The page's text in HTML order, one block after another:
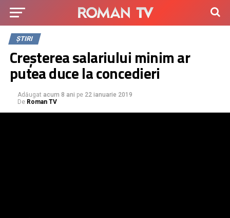
ȘTIRI
Creșterea salariului minim ar
putea duce la concedieri
Adăugat acum 8 ani pe 22 ianuarie 2019
De Roman TV